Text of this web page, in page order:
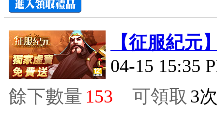
【征服紀元
04-15 15:35
餘下數量 153 可領取 3